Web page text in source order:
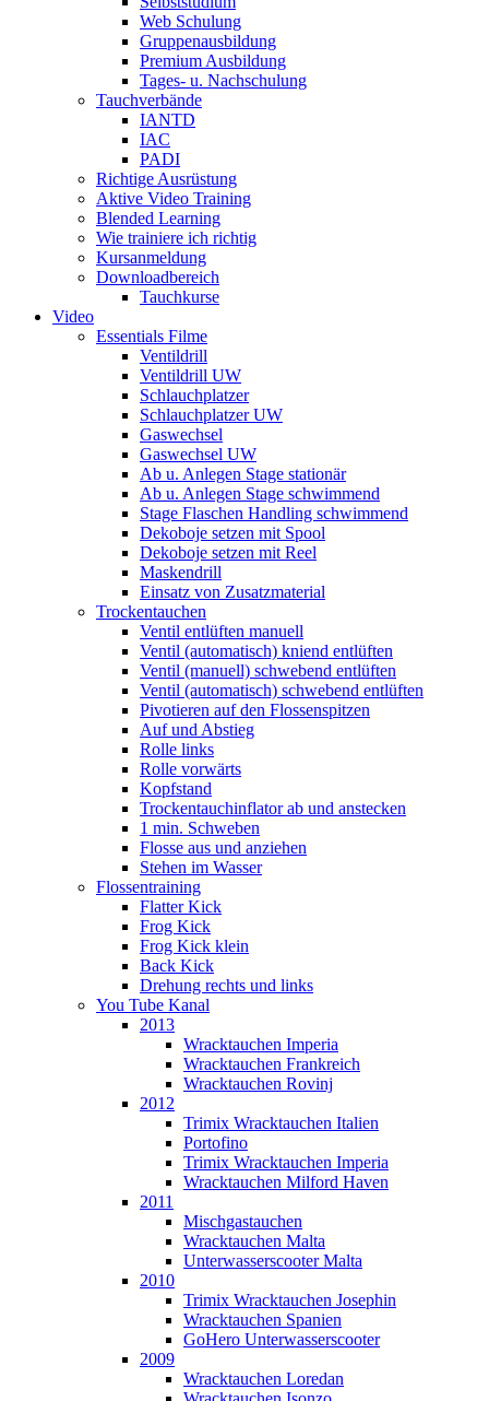
Web Schulung
Gruppenausbildung
Premium Ausbildung
Tages- u. Nachschulung
Tauchverbände
IANTD
IAC
PADI
Richtige Ausrüstung
Aktive Video Training
Blended Learning
Wie trainiere ich richtig
Kursanmeldung
Downloadbereich
Tauchkurse
Video
Essentials Filme
Ventildrill
Ventildrill UW
Schlauchplatzer
Schlauchplatzer UW
Gaswechsel
Gaswechsel UW
Ab u. Anlegen Stage stationär
Ab u. Anlegen Stage schwimmend
Stage Flaschen Handling schwimmend
Dekoboje setzen mit Spool
Dekoboje setzen mit Reel
Maskendrill
Einsatz von Zusatzmaterial
Trockentauchen
Ventil entlüften manuell
Ventil (automatisch) kniend entlüften
Ventil (manuell) schwebend entlüften
Ventil (automatisch) schwebend entlüften
Pivotieren auf den Flossenspitzen
Auf und Abstieg
Rolle links
Rolle vorwärts
Kopfstand
Trockentauchinflator ab und anstecken
1 min. Schweben
Flosse aus und anziehen
Stehen im Wasser
Flossentraining
Flatter Kick
Frog Kick
Frog Kick klein
Back Kick
Drehung rechts und links
You Tube Kanal
2013
Wracktauchen Imperia
Wracktauchen Frankreich
Wracktauchen Rovinj
2012
Trimix Wracktauchen Italien
Portofino
Trimix Wracktauchen Imperia
Wracktauchen Milford Haven
2011
Mischgastauchen
Wracktauchen Malta
Unterwasserscooter Malta
2010
Trimix Wracktauchen Josephin
Wracktauchen Spanien
GoHero Unterwasserscooter
2009
Wracktauchen Loredan